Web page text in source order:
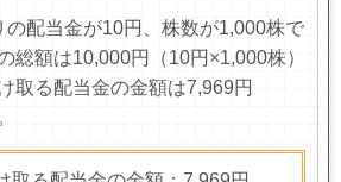
の配当金が10円、株数が1,000株で
総額は10,000円（10円×1,000株）
取る配当金の金額は7,969 円